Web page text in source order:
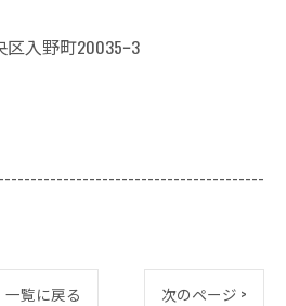
入野町20035ｰ3
一覧に戻る 次のページ >